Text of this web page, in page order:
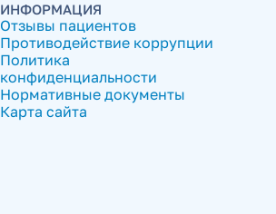
ИНФОРМАЦИЯ
Отзывы пациентов
Противодействие коррупции
Политика
конфиденциальности
Нормативные документы
Карта сайта